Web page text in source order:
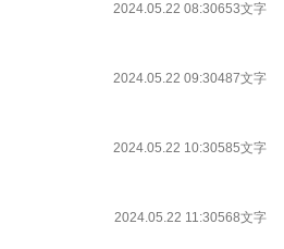
2024.05.22 08:30653文字
2024.05.22 09:30487文字
2024.05.22 10:30585文字
2024.05.22 11:30568文字